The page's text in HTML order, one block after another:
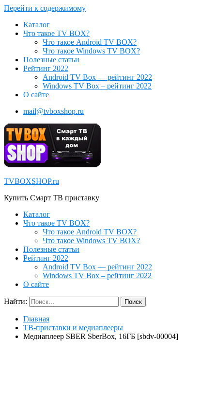
Перейти к содержимому
Каталог
Что такое TV BOX?
Что такое Android TV BOX?
Что такое Windows TV BOX?
Полезные статьи
Рейтинг 2022
Android TV Box — рейтинг 2022
Windows TV Box – рейтинг 2022
О сайте
mail@tvboxshop.ru
TVBOXSHOP.ru
Купить Смарт ТВ приставку
Каталог
Что такое TV BOX?
Что такое Android TV BOX?
Что такое Windows TV BOX?
Полезные статьи
Рейтинг 2022
Android TV Box — рейтинг 2022
Windows TV Box – рейтинг 2022
О сайте
Найти:
Главная
ТВ-приставки и медиаплееры
Медиаплеер SBER SberBox, 16ГБ [sbdv-00004]